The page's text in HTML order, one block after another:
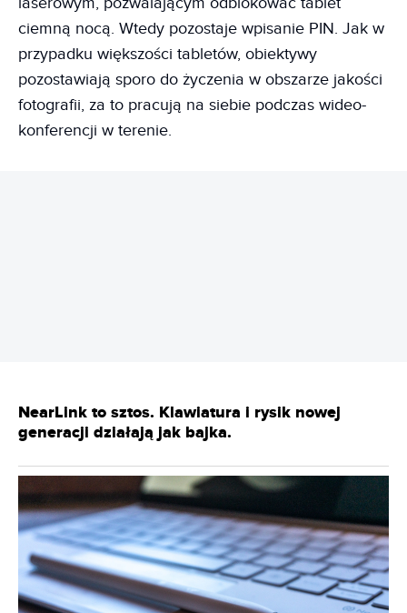
ciemną nocą. Wtedy pozostaje wpisanie PIN. Jak w
przypadku większości tabletów, obiektywy
pozostawiają sporo do życzenia w obszarze jakości
fotografii, za to pracują na siebie podczas wideo-
konferencji w terenie.
NearLink to sztos. Klawiatura i rysik nowej
generacji działają jak bajka.